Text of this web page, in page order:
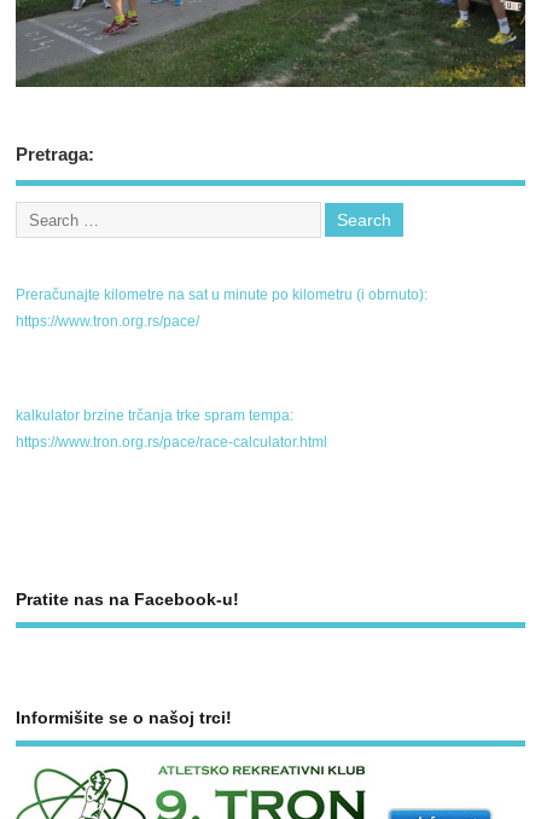
Pretraga:
Preračunajte kilometre na sat u minute po kilometru (i obrnuto):
https://www.tron.org.rs/pace/
kalkulator brzine trčanja trke spram tempa:
https://www.tron.org.rs/pace/race-calculator.html
Pratite nas na Facebook-u!
Informišite se o našoj trci!